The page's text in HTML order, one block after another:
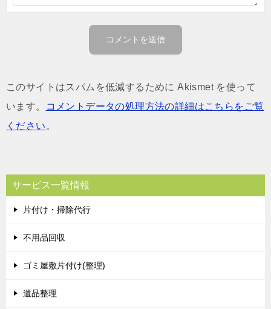
このサイトはスパムを低減するために Akismet を使って
います。
コメントデータの処理方法の詳細はこちらをご覧
ください 。
サービス一覧情報
片付け・掃除代行
不用品回収
ゴミ屋敷片付け(整理)
遺品整理